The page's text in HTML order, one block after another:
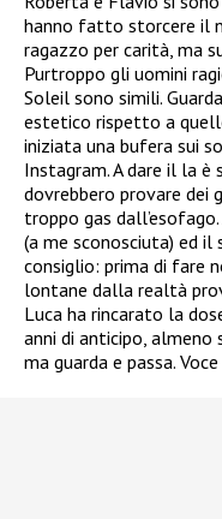
hanno fatto storcere il
ragazzo per carità, ma
Purtroppo gli uomini
Soleil sono simili.
estetico rispetto a
iniziata una bufera sui
Instagram.A dare il la è
dovrebbero provare dei
troppo gas
(a me sconosciuta) ed il
consiglio: prima di fare
lontane dalla realtà
Luca ha rincarato la
anni di anticipo,
ma guarda e passa.